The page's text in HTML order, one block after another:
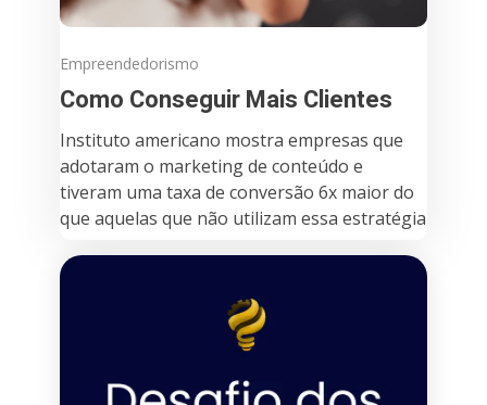
Empreendedorismo
Como Conseguir Mais Clientes
Instituto americano mostra empresas que
adotaram o marketing de conteúdo e
tiveram uma taxa de conversão 6x maior do
que aquelas que não utilizam essa estratégia